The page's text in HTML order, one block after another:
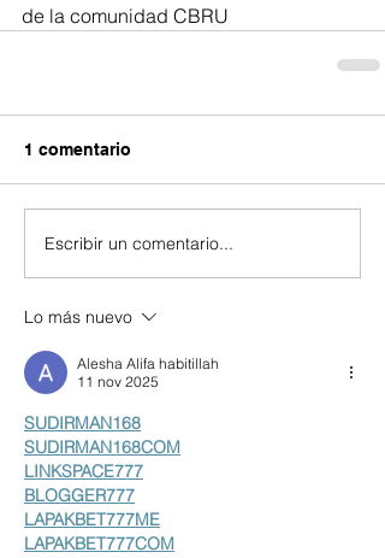
de la comunidad CBRU
1 comentario
Escribir un comentario...
Lo más nuevo
Alesha Alifa habitillah
11 nov 2025
SUDIRMAN168
SUDIRMAN168COM
LINKSPACE777
BLOGGER777
LAPAKBET777ME
LAPAKBET777COM